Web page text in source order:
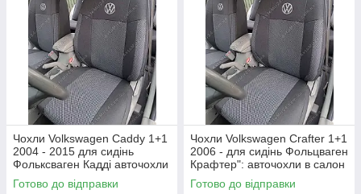
Чохли Volkswagen Caddy 1+1
2004 - 2015 для сидінь
Фольксваген Кадді авточохли
в салон якість
Готово до відправки
Чохли Volkswagen Crafter 1+1
2006 - для сидінь Фольцваген
Крафтер": авточохли в салон
якість
Готово до відправки